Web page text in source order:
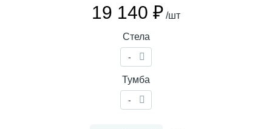
19 140 ₽ /шт
Стела
-
Тумба
-